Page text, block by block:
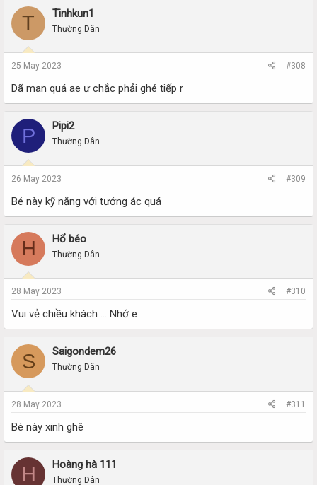
T Tinhkun1
Thường Dân
25 May 2023 #308
Dã man quá ae ư chắc phải ghé tiếp r
P Pipi2
Thường Dân
26 May 2023 #309
Bé này kỹ năng với tướng ác quá
H Hổ béo
Thường Dân
28 May 2023 #310
Vui vẻ chiều khách ... Nhớ e
S Saigondem26
Thường Dân
28 May 2023 #311
Bé này xinh ghê
H Hoàng hà 111
Thường Dân